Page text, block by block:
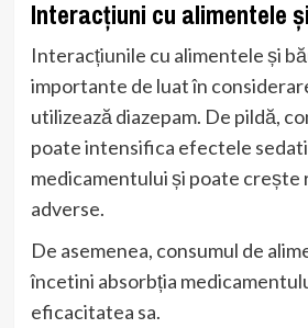
Interacțiuni cu alimentele
Interacțiunile cu alimentele și
importante de luat în
utilizează diazepam. De pildă,
poate intensifica efectele
medicamentului și poate crește
adverse.
De asemenea, consumul de
încetini absorbția
eficacitatea sa.